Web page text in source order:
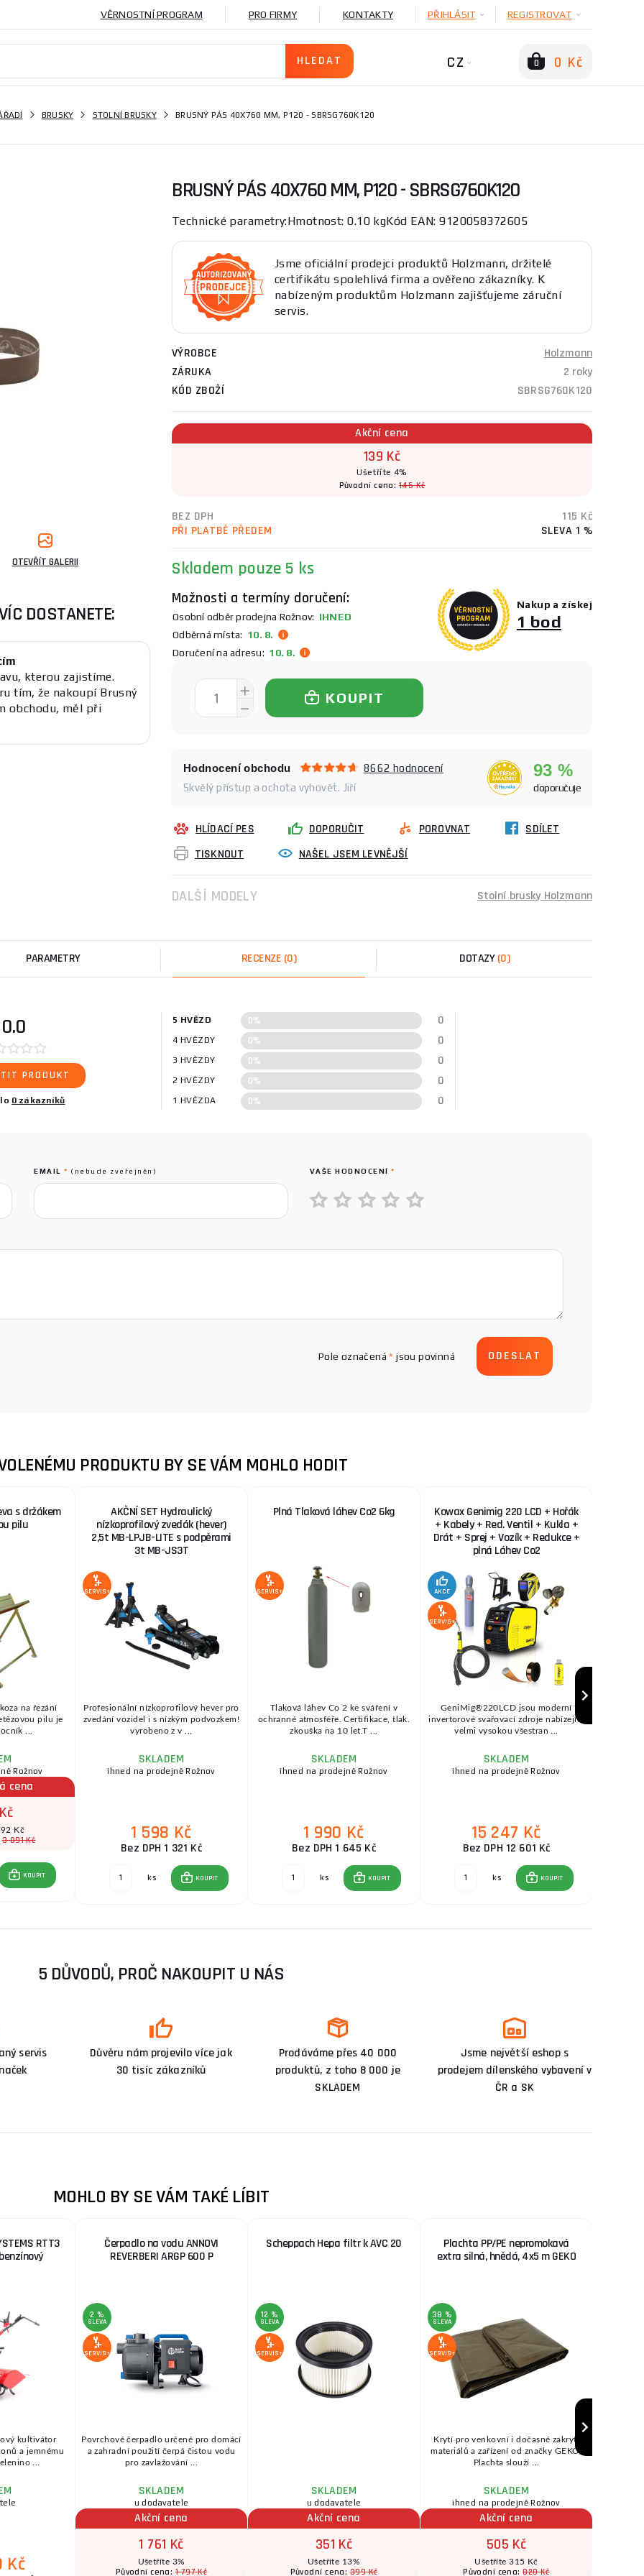
VĚRNOSTNÍ PROGRAM PRO FIRMY KONTAKTY PŘIHLÁSIT REGISTROVAT
CZ 0 0 Kč
BRUSKY STOLNÍ BRUSKY BRUSNÝ PÁS 40X760 MM, P120 - SBRSG760K120
OTEVŘÍT GALERII
DOSTANETE:
kterou zajistíme.
tím, že nakoupí Brusný
obchodu, měl při
BRUSNÝ PÁS 40X760 MM, P120 - SBRSG760K120
Technické parametry:Hmotnost: 0.10 kgKód EAN: 9120058372605
Jsme oficiální prodejci produktů Holzmann, držitelé
certifikátu spolehlivá firma a ověřeno zákazníky. K
nabízeným produktům Holzmann zajišťujeme záruční
servis.
VÝROBCE
Holzmann
ZÁRUKA
2 roky
KÓD ZBOŽÍ
SBRSG760K120
Akční cena
139 Kč
Ušetříte 4%
Původní cena:145 Kč
BEZ DPH
115 Kč
PŘI PLATBĚ PŘEDEM
SLEVA 1 %
Skladem pouze 5 ks
Možnosti a termíny doručení:
Osobní odběr prodejna Rožnov: IHNED
Odběrná místa: 10. 8.
Doručení na adresu: 10. 8.
Nakup a získej
1 bod
KOUPIT
Hodnocení obchodu
8662 hodnocení
Skvělý přístup a ochota vyhovět. Jiří
93 %
doporučuje
HLÍDACÍ PES DOPORUČIT POROVNAT
SDÍLET
TISKNOUT
NAŠEL JSEM LEVNĚJŠÍ
DALŠÍ MODELY Stolní brusky Holzmann
PARAMETRY RECENZE (0) DOTAZY (0)
0.0
PRODUKT
0 zákazníků
5 HVĚZD 0% 0
4 HVĚZDY 0% 0
3 HVĚZDY 0% 0
2 HVĚZDY 0% 0
1 HVĚZDA 0% 0
EMAIL* (nebude zveřejněn) VAŠE HODNOCENÍ*
Pole označená* jsou povinná
PRODUKTU BY SE VÁM MOHLO HODIT
s držákem
pilu
na řezání
pilu je
...
Rožnov
cena
Kč
3 891 Kč
KOUPIT
AKČNÍ SET Hydraulický
nízkoprofilový zvedák (hever)
2,5t MB-LPJB-LITE s podpěrami
3t MB-JS3T
SERVIS+
Profesionální nízkoprofilový hever pro
zvedání vozidel i s nízkým podvozkem!
vyrobeno z v ...
SKLADEM
ihned na prodejně Rožnov
1 598 Kč
Bez DPH 1 321 Kč
ks KOUPIT
Plná Tlaková láhev Co2 6kg
SERVIS+
Tlaková láhev Co 2 ke sváření v
ochranné atmosféře. Certifikace, tlak.
zkouška na 10 let.T ...
SKLADEM
ihned na prodejně Rožnov
1 990 Kč
Bez DPH 1 645 Kč
ks KOUPIT
Kowax Genimig 220 LCD + Hořák
+ Kabely + Red. Ventil + Kukla +
Drát + Sprej + Vozík + Redukce +
plná Láhev Co2
AKCE
SERVIS+
GeniMig®220LCD jsou moderní
invertorové svařovací zdroje nabízející
velmi vysokou všestran ...
SKLADEM
ihned na prodejně Rožnov
15 247 Kč
Bez DPH 12 601 Kč
ks KOUPIT
5 DŮVODŮ, PROČ NAKOUPIT U NÁS
servis
Důvěru nám projevilo více jak
30 tisíc zákazníků
Prodáváme přes 40 000
produktů, z toho 8 000 je
SKLADEM
Jsme největší eshop s
prodejem dílenského vybavení v
ČR a SK
MOHLO BY SE VÁM TAKÉ LÍBIT
RTT3
kultivátor
a jemnému
...
Kč
Čerpadlo na vodu ANNOVI
REVERBERI ARGP 600 P
2 %
SLEVA
SERVIS+
Povrchové čerpadlo určené pro domácí
a zahradní použití čerpá čistou vodu
pro zavlažování ...
SKLADEM
u dodavatele
Akční cena
1 761 Kč
Ušetříte 3%
Původní cena:1 797 Kč
Scheppach Hepa filtr k AVC 20
12 %
SLEVA
SERVIS+
SKLADEM
u dodavatele
Akční cena
351 Kč
Ušetříte 13%
Původní cena:399 Kč
Plachta PP/PE nepromokavá
extra silná, hnědá, 4x5 m GEKO
38 %
SLEVA
SERVIS+
Krytí pro venkovní i dočasné zakrytí
materiálů a zařízení od značky GEKO.
Plachta slouží ...
SKLADEM
ihned na prodejně Rožnov
Akční cena
505 Kč
Ušetříte 315 Kč
Původní cena:820 Kč